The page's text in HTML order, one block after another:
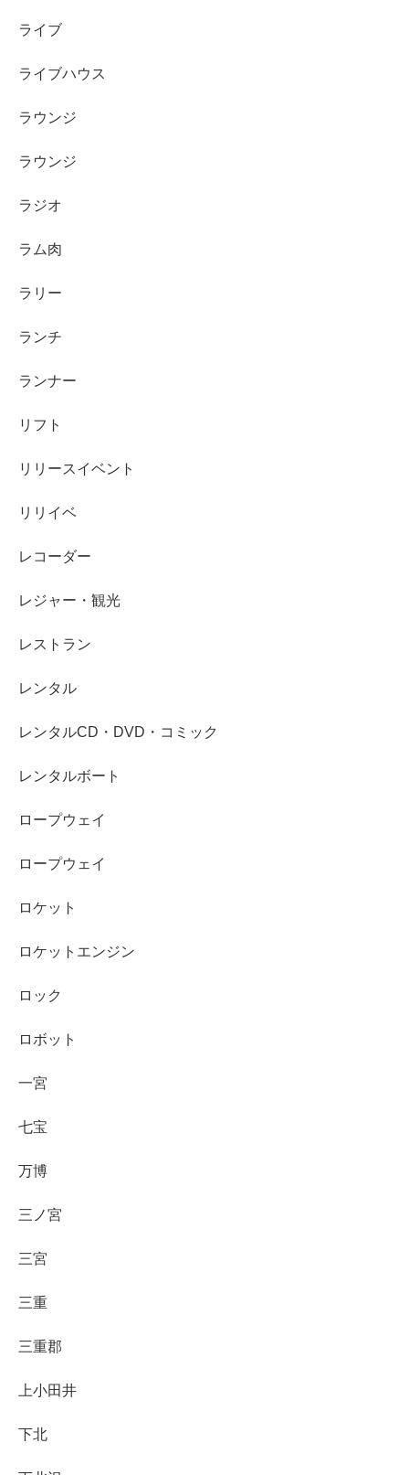
ライブ
ライブハウス
ラウンジ
ラウンジ
ラジオ
ラム肉
ラリー
ランチ
ランナー
リフト
リリースイベント
リリイベ
レコーダー
レジャー・観光
レストラン
レンタル
レンタルCD・DVD・コミック
レンタルボート
ロープウェイ
ロープウェイ
ロケット
ロケットエンジン
ロック
ロボット
一宮
七宝
万博
三ノ宮
三宮
三重
三重郡
上小田井
下北